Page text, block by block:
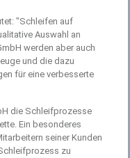
"Schleifen auf
Auswahl an
werden aber auch
und die dazu
für eine verbesserte
die Schleifprozesse
Ein besonderes
seiner Kunden
zu